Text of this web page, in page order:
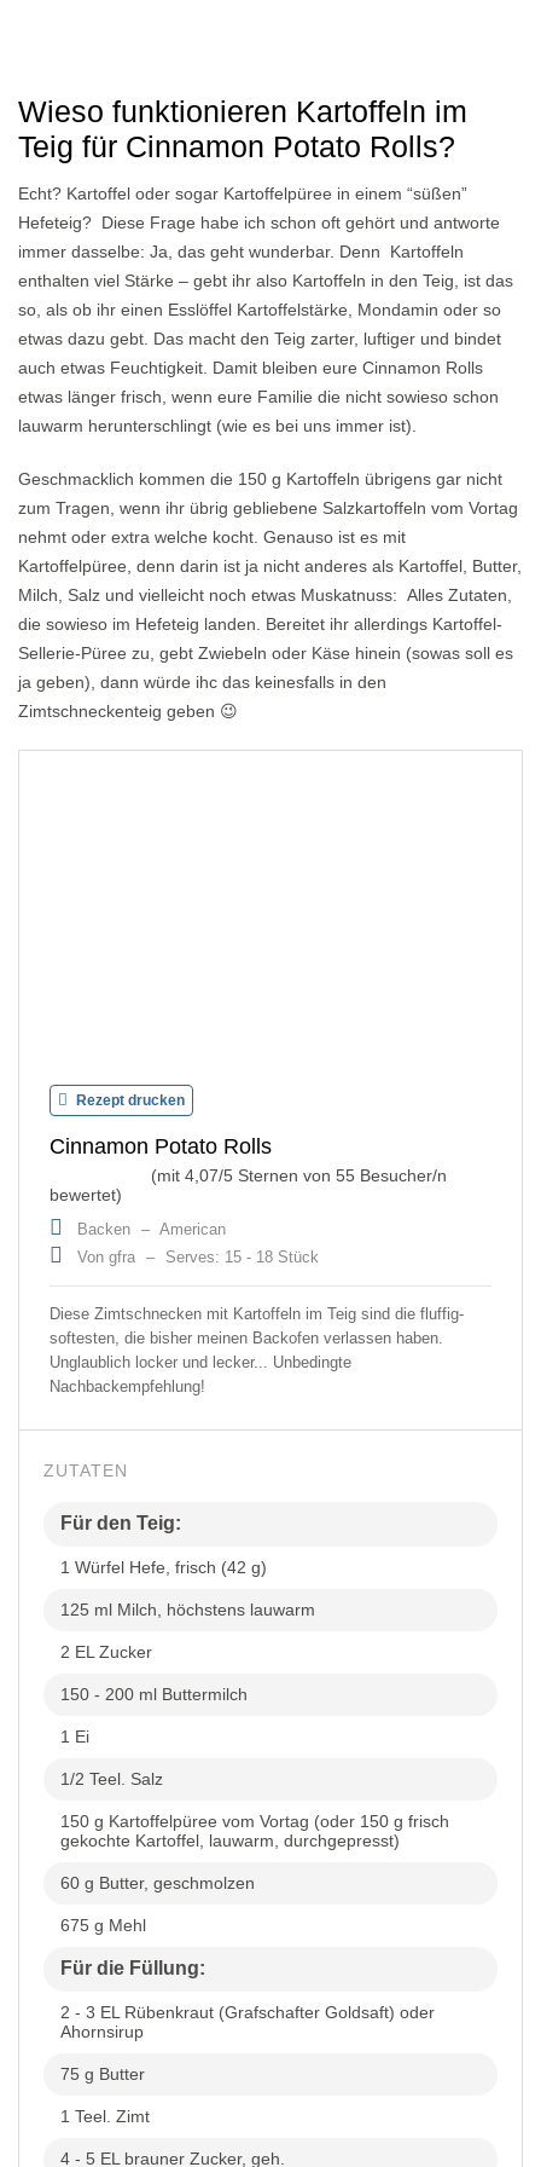
Wieso funktionieren Kartoffeln im
Teig für Cinnamon Potato Rolls?
Echt? Kartoffel oder sogar Kartoffelpüree in einem “süßen”
Hefeteig? Diese Frage habe ich schon oft gehört und antworte
immer dasselbe: Ja, das geht wunderbar. Denn Kartoffeln
enthalten viel Stärke – gebt ihr also Kartoffeln in den Teig, ist das
so, als ob ihr einen Esslöffel Kartoffelstärke, Mondamin oder so
etwas dazu gebt. Das macht den Teig zarter, luftiger und bindet
auch etwas Feuchtigkeit. Damit bleiben eure Cinnamon Rolls
etwas länger frisch, wenn eure Familie die nicht sowieso schon
lauwarm herunterschlingt (wie es bei uns immer ist).
Geschmacklich kommen die 150 g Kartoffeln übrigens gar nicht
zum Tragen, wenn ihr übrig gebliebene Salzkartoffeln vom Vortag
nehmt oder extra welche kocht. Genauso ist es mit
Kartoffelpüree, denn darin ist ja nicht anderes als Kartoffel, Butter,
Milch, Salz und vielleicht noch etwas Muskatnuss: Alles Zutaten,
die sowieso im Hefeteig landen. Bereitet ihr allerdings Kartoffel-
Sellerie-Püree zu, gebt Zwiebeln oder Käse hinein (sowas soll es
ja geben), dann würde ihc das keinesfalls in den
Zimtschneckenteig geben 😉
Rezept drucken
Cinnamon Potato Rolls
(mit 4,07/5 Sternen von 55 Besucher/n
bewertet)
Backen – American
Von gfra – Serves: 15 - 18 Stück
Diese Zimtschnecken mit Kartoffeln im Teig sind die fluffig-
softesten, die bisher meinen Backofen verlassen haben.
Unglaublich locker und lecker... Unbedingte
Nachbackempfehlung!
ZUTATEN
Für den Teig:
1 Würfel Hefe, frisch (42 g)
125 ml Milch, höchstens lauwarm
2 EL Zucker
150 - 200 ml Buttermilch
1 Ei
1/2 Teel. Salz
150 g Kartoffelpüree vom Vortag (oder 150 g frisch
gekochte Kartoffel, lauwarm, durchgepresst)
60 g Butter, geschmolzen
675 g Mehl
Für die Füllung:
2 - 3 EL Rübenkraut (Grafschafter Goldsaft) oder
Ahornsirup
75 g Butter
1 Teel. Zimt
4 - 5 EL brauner Zucker, geh.